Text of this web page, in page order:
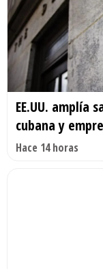
EE.UU. amplía
cubana y
Hace 14 horas